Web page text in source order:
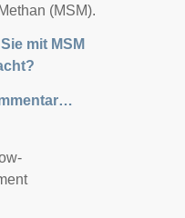
(MSM).
mit MSM